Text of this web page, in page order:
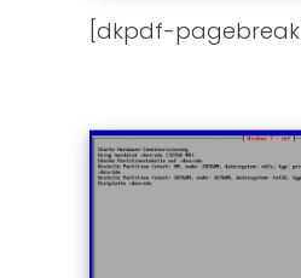
[dkpdf-pagebreak]